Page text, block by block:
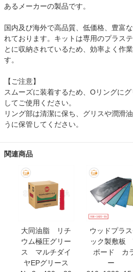
あるメーカーの製品です。
国内及び海外で高品質、低価格、豊富
れております。キットは専用のプラス
とに収納されているため、効率よく作
す。
【ご注意】
スムーズに装着するため、Oリングに
してご使用ください。
リング部は清潔に保ち、グリスや潤滑
うに保管してください。
関連商品
大同油脂 リチ
ウム極圧グリー
ス マルチダイ
ヤEPグリース
ウッドプラ
ック製敷板
ボード カ
ー